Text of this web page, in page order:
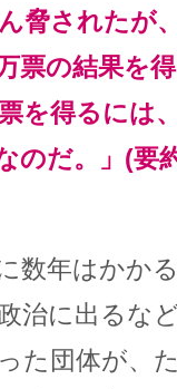
脅されたが
票の結果を
を得るには
のだ。」(
数年はかか
治に出るな
た団体が、